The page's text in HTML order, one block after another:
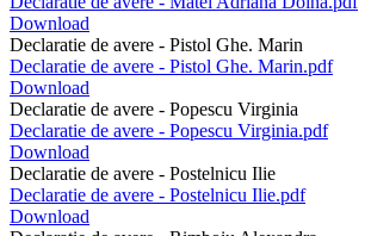
Download
Declaratie de avere - Pistol Ghe. Marin
Declaratie de avere - Pistol Ghe. Marin.pdf
Download
Declaratie de avere - Popescu Virginia
Declaratie de avere - Popescu Virginia.pdf
Download
Declaratie de avere - Postelnicu Ilie
Declaratie de avere - Postelnicu Ilie.pdf
Download